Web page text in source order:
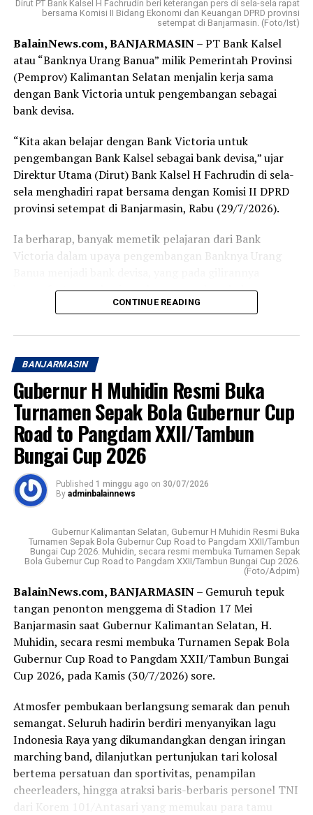
nomor antrean. Yang membuat saya terkesan, bahkan
sebelum formulir selesai saya isi, nomor antrean saya
sudah dipanggil. Proses pembukaan rekening
berlangsung cepat, tertib, dan pelayanan yang diberikan
terasa ramah serta membantu.
Bagi sebagian orang, membuka rekening mungkin
langkah awal yang penuh makna. Tabungan Haji bukan
sekadar buku tabungan, melainkan ikhtiar kecil untuk
mendekatkan diri pada impian besar, yaitu memenuhi
panggilan Allah SWT ke Tanah Suci.
yang baik serta program yang mendorong masyarakat
untuk mulai mempersiapkan ibadah haji sejak dini.
dan membawa saya menuju kesempatan menunaikan
ibadah haji pada waktu yang telah Allah tetapkan.
Post Views: 17
Sebarkan
WhatsApp 0 Facebook 0
Messenger 0
Dirut PT Bank Kalsel H Fachrudin beri keterangan pers di sela-sela rapat
bersama Komisi II Bidang Ekonomi dan Keuangan DPRD provinsi
setempat di Banjarmasin. (Foto/Ist)
BalainNews.com, BANJARMASIN– PT Bank Kalsel
atau “Banknya Urang Banua” milik Pemerintah Provinsi
(Pemprov) Kalimantan Selatan menjalin kerja sama
dengan Bank Victoria untuk pengembangan sebagai
bank devisa.
“Kita akan belajar dengan Bank Victoria untuk
pengembangan Bank Kalsel sebagai bank devisa,” ujar
Direktur Utama (Dirut) Bank Kalsel H Fachrudin di sela-
sela menghadiri rapat bersama dengan Komisi II DPRD
provinsi setempat di Banjarmasin, Rabu (29/7/2026).
Ia berharap, banyak memetik pelajaran dari Bank
Victoria dalam upaya pengembangan Banknya Urang
kemanfaatannya bagi pembangunan daerah dan
Peluncuran Bsnk Kalsel sebagai bank devisa 17 Juni 2026
atau mengawali Tahun Baru Islam, Muharram 1448
Hijriah.
PT Bank Kalsel sebelumnya bernama Bank
Pembangunan Daerah (BPD) berdiri 25 Maret 1964
dengan kepemilikan atau pemegang saham pemerintah
provinsi (Pemprov) dan pemerintah kabupaten/kota
(Pemkab/Pemkot) provinsi setempat.
Visi Badan Usaha Milik Daerah (BUMD) Pemprov Kalsel
terpercaya dengan memberikan pelayanan terbaik
kepada masyarakat.
Sementara misinya ;menjadi penggerak perekonomian
daerah, memberikan nilai tambah bagi pemegang saham,
serta menyediakan layanan perbankan berkualitas.
Sedangkan produk Bank Kalsel meliputi layanan
tabungan, kredit atau pinjaman, serta layanan khusus
seperti Tabungan Banua, Kredit Multiguna Plus, dan
Rapat kerja Komisi II Bidang Ekonomi dan Keuangan
DPRD tersebut dengan sejumlah BUMD milik Pemprov
Kalsel semula dipimpin Wakil Ketua Komisinya H
Suripno Sumas.
Namun karena Suripno mau mengikuti. rapat Badan
CONTINUE READING
BANJARMASIN
Gubernur H Muhidin Resmi Buka
Turnamen Sepak Bola Gubernur Cup
Road to Pangdam XXII/Tambun
Bungai Cup 2026
Published 1 minggu ago on 30/07/2026
By adminbalainnews
Gubernur Kalimantan Selatan, Gubernur H Muhidin Resmi Buka
Turnamen Sepak Bola Gubernur Cup Road to Pangdam XXII/Tambun
Bungai Cup 2026. Muhidin, secara resmi membuka Turnamen Sepak
Bola Gubernur Cup Road to Pangdam XXII/Tambun Bungai Cup 2026.
(Foto/Adpim)
BalainNews.com, BANJARMASIN– Gemuruh tepuk
tangan penonton menggema di Stadion 17 Mei
Banjarmasin saat Gubernur Kalimantan Selatan, H.
Muhidin, secara resmi membuka Turnamen Sepak Bola
Gubernur Cup Road to Pangdam XXII/Tambun Bungai
Cup 2026, pada Kamis (30/7/2026) sore.
Atmosfer pembukaan berlangsung semarak dan penuh
semangat. Seluruh hadirin berdiri menyanyikan lagu
Indonesia Raya yang dikumandangkan dengan iringan
marching band, dilanjutkan pertunjukan tari kolosal
bertema persatuan dan sportivitas, penampilan
cheerleaders, hingga atraksi baris-berbaris personel TNI
dari Korem 101/Antasari yang memukau para tamu